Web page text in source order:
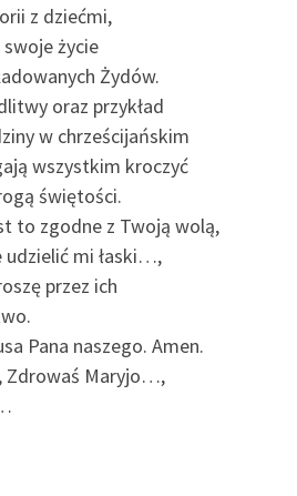
z dziećmi,
życie
Żydów.
oraz przykład
w chrześcijańskim
wszystkim kroczyć
świętości.
to zgodne z Twoją wolą,
udzielić mi łaski…,
przez ich
Pana naszego. Amen.
Zdrowaś Maryjo…,